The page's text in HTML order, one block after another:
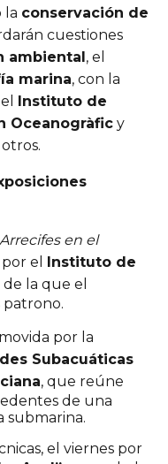
la conservación de
cuestiones
ambiental, el
marina, con la
Instituto de
Oceanogràfic y
en el
el Instituto de
la que el
patrono.
por la
Subacuáticas
, que reúne
de una
submarina.
el viernes por